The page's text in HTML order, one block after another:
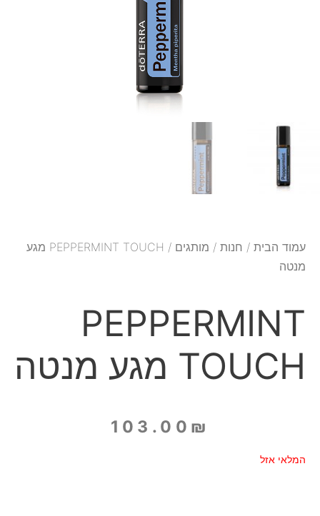
עמוד הבית / חנות / מותגים
/ PEPPERMINT TOUCH מגע
מנטה
PEPPERMINT
TOUCH מגע מנטה
103.00 ₪
המלאי אזל